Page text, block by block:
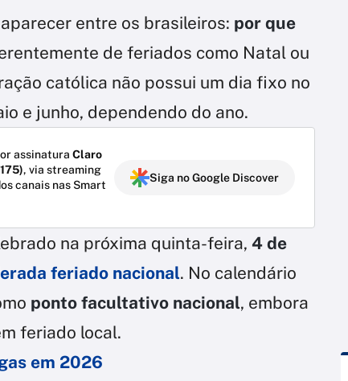
entre os brasileiros: por que
de feriados como Natal ou
católica não possui um dia fixo no
e junho, dependendo do ano.
assinatura Claro
, via streaming
canais nas Smart
Siga no Google Discover
na próxima quinta-feira, 4 de
feriado nacional. No calendário
ponto facultativo nacional, embora
feriado local.
em 2026